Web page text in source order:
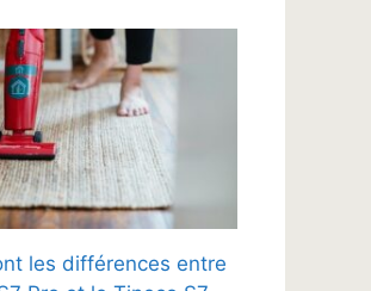
les différences entre